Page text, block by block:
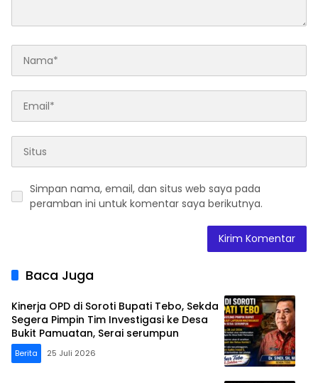
Simpan nama, email, dan situs web saya pada
peramban ini untuk komentar saya berikutnya.
Baca Juga
Kinerja OPD di Soroti Bupati Tebo, Sekda
Segera Pimpin Tim Investigasi ke Desa
Bukit Pamuatan, Serai serumpun
Berita 25 Juli 2026